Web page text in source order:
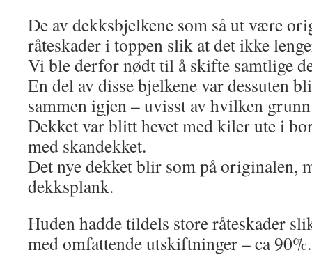
De av dekksbjelkene som så ut være
råteskader i toppen slik at det ikke
Vi ble derfor nødt til å skifte samtlige
En del av disse bjelkene var dessuten
sammen igjen – uvisst av hvilken
Dekket var blitt hevet med kiler ute i
med skandekket.
Det nye dekket blir som på originalen,
dekksplank.
Huden hadde tildels store råteskader
med omfattende utskiftninger – ca